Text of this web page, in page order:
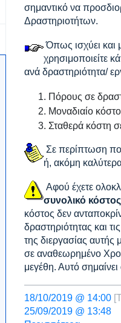
σημαντικό να
Δραστηριοτήτων.
Όπως ισχύει και
χρησιμοποιείτε
ανά δραστηριότητα/
Πόρους σε
Μοναδιαίο
Σταθερά κόστη
Σε περίπτωση που
ή, ακόμη
Αφού έχετε
συνολικό
κόστος δεν
δραστηριότητας και
της διεργασίας
σε αναθεωρημένο
μεγέθη. Αυτό
18/10/2019 @ 14:00
25/09/2019 @ 13:48